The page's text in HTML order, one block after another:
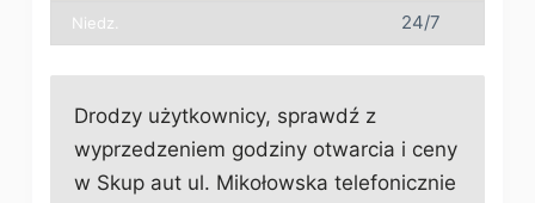
Niedz. 24/7
Drodzy użytkownicy, sprawdź z
wyprzedzeniem godziny otwarcia i ceny
w Skup aut ul. Mikołowska telefonicznie